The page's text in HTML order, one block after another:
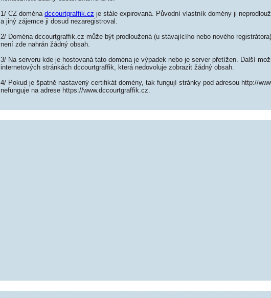
1/ CZ doména dccourtgraffik.cz je stále expirovaná. Původní vlastník domény ji
a jiný zájemce ji dosud nezaregistroval.
2/ Doména dccourtgraffik.cz může být prodloužená (u stávajícího nebo nového
není zde nahrán žádný obsah.
3/ Na serveru kde je hostovaná tato doména je výpadek nebo je server přetížen. Další
internetových stránkách dccourtgraffik, která nedovoluje zobrazit žádný obsah.
4/ Pokud je špatně nastavený certifikát domény, tak fungují stránky pod adresou http://
nefunguje na adrese https://www.dccourtgraffik.cz.